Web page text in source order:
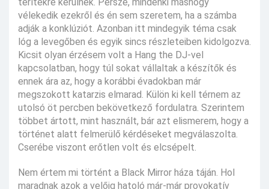
vélekedik ezekről és én sem szeretem, ha a számba
adják a konklúziót. Azonban itt mindegyik téma csak
lóg a levegőben és egyik sincs részleteiben kidolgozva.
Kicsit olyan érzésem volt a Hang the DJ-vel
kapcsolatban, hogy túl sokat vállaltak a készítők és
ennek ára az, hogy a korábbi évadokban már
megszokott katarzis elmarad. Külön ki kell térnem az
utolsó öt percben bekövetkező fordulatra. Szerintem
többet ártott, mint használt, bár azt elismerem, hogy a
történet alatt felmerülő kérdéseket megválaszolta.
Cserébe viszont erőtlen volt és elcsépelt.
Nem értem mi történt a Black Mirror háza táján. Hol
maradnak azok a velőig hatoló már-már provokatív